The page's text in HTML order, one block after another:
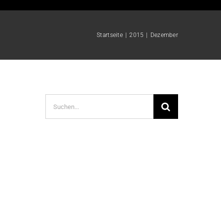
Startseite 2015 Dezember
Suche
nach: